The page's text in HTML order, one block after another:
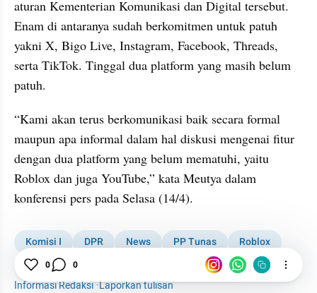
aturan Kementerian Komunikasi dan Digital tersebut.
Enam di antaranya sudah berkomitmen untuk patuh
yakni X, Bigo Live, Instagram, Facebook, Threads,
serta TikTok. Tinggal dua platform yang masih belum
patuh.
“Kami akan terus berkomunikasi baik secara formal
maupun apa informal dalam hal diskusi mengenai fitur
dengan dua platform yang belum mematuhi, yaitu
Roblox dan juga YouTube,” kata Meutya dalam
konferensi pers pada Selasa (14/4).
Komisi I DPR News PP Tunas
Roblox
YouTube
Informasi Redaksi·Laporkan tulisan
0 0